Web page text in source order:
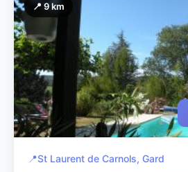
📍 9 km
📍St Laurent de Carnols, Gard